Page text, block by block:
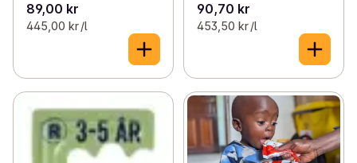
89,00 kr
445,00 kr /l
90,70 kr
453,50 kr /l